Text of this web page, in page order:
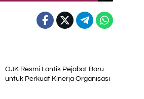
OJK Resmi Lantik Pejabat Baru
untuk Perkuat Kinerja Organisasi